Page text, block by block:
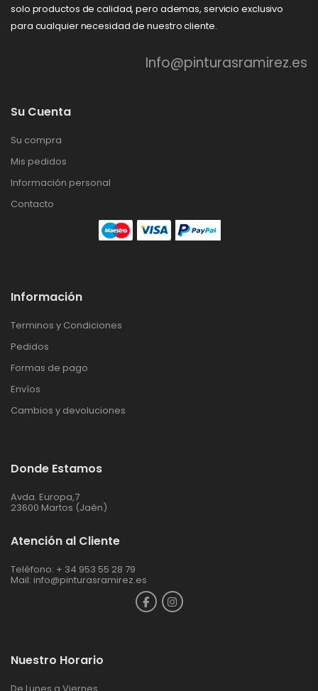
solo productos de calidad, pero ademas, servicio exclusivo
para cualquier necesidad de nuestro cliente.
Info@pinturasramirez.es
Su Cuenta
Su compra
Mis pedidos
Información personal
Contacto
Información
Terminos y Condiciones
Pedidos
Formas de pago
Envíos
Cambios y devoluciones
Donde Estamos
Avda. Europa,7
23600 Martos (Jaén)
Atención al Cliente
Teléfono: + 34 953 55 28 79
Mail: info@pinturasramirez.es
Nuestro Horario